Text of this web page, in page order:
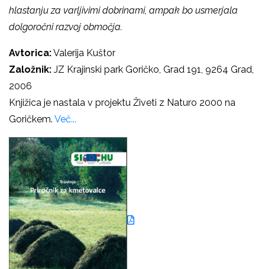
hlastanju za varljivimi dobrinami, ampak bo usmerjala
dolgoročni razvoj območja.
Avtorica:Valerija Kuštor
Založnik: JZ Krajinski park Goričko, Grad 191, 9264 Grad,
2006
Knjižica je nastala v projektu Živeti z Naturo 2000 na
Goričkem. Več...